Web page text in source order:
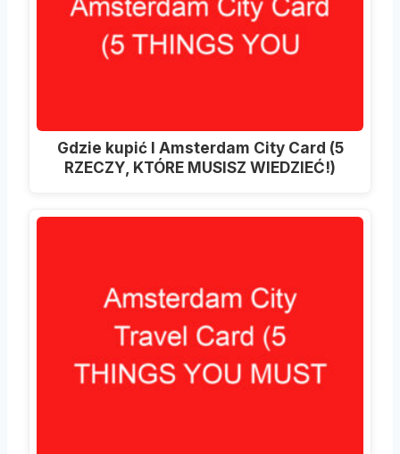
Gdzie kupić I Amsterdam City Card (5
RZECZY, KTÓRE MUSISZ WIEDZIEĆ!)